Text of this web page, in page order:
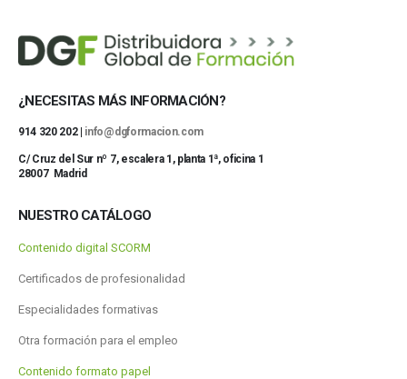
¿NECESITAS MÁS INFORMACIÓN?
914 320 202 | info@dgformacion.com
C/ Cruz del Sur nº 7, escalera 1, planta 1ª, oficina 1
28007 Madrid
NUESTRO CATÁLOGO
Contenido digital SCORM
Certificados de profesionalidad
Especialidades formativas
Otra formación para el empleo
Contenido formato papel